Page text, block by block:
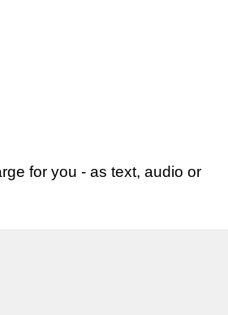
for you - as text, audio or